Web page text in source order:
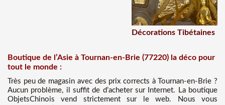
Décorations Tibétaines
Boutique de l’Asie à Tournan-en-Brie (77220) la déco pour
tout le monde :
Très peu de magasin avec des prix corrects à Tournan-en-Brie ?
Aucun problème, il suffit de d’acheter sur Internet. La boutique
ObjetsChinois vend strictement sur le web. Nous vous